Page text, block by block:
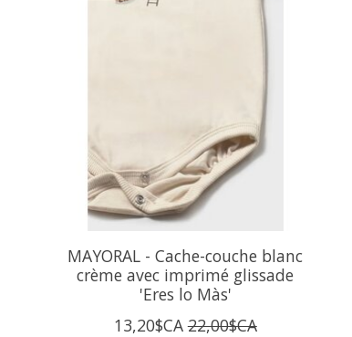
MAYORAL - Cache-couche blanc
crème avec imprimé glissade
'Eres lo Màs'
13,20$CA 22,00$CA